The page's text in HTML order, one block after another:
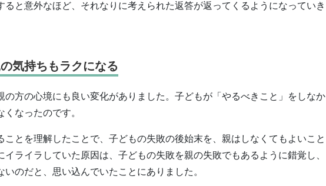
ると意外なほど、それなりに考えられた返答が返ってくるようになっていき
気持ちもラクになる
方の心境にも良い変化がありました。子どもが「やるべきこと」をしなか
なったのです。
とを理解したことで、子どもの失敗の後始末を、親はしなくてもよいこと
ライラしていた原因は、子どもの失敗を親の失敗でもあるように錯覚し、
のだと、思い込んでいたことにありました。